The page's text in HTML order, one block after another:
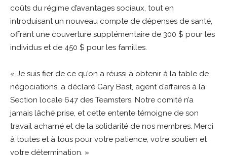
coûts du régime d’avantages sociaux, tout en
introduisant un nouveau compte de dépenses de santé,
offrant une couverture supplémentaire de 300 $ pour les
individus et de 450 $ pour les familles.
« Je suis fier de ce qu’on a réussi à obtenir à la table de
négociations, a déclaré Gary Bast, agent d’affaires à la
Section locale 647 des Teamsters. Notre comité n’a
jamais lâché prise, et cette entente témoigne de son
travail acharné et de la solidarité de nos membres. Merci
à toutes et à tous pour votre patience, votre soutien et
votre détermination. »